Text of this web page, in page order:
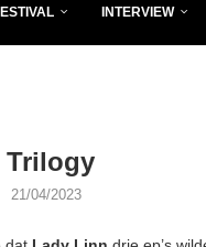
INTERVIEW
Trilogy
21/04/2023